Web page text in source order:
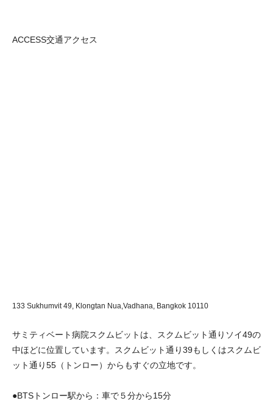
ACCESS交通アクセス
133 Sukhumvit 49, Klongtan Nua,Vadhana, Bangkok 10110
サミティベート病院スクムビットは、スクムビット通りソイ49の
中ほどに位置しています。スクムビット通り39もしくはスクムビ
ット通り55（トンロー）からもすぐの立地です。
●BTSトンロー駅から：車で５分から15分